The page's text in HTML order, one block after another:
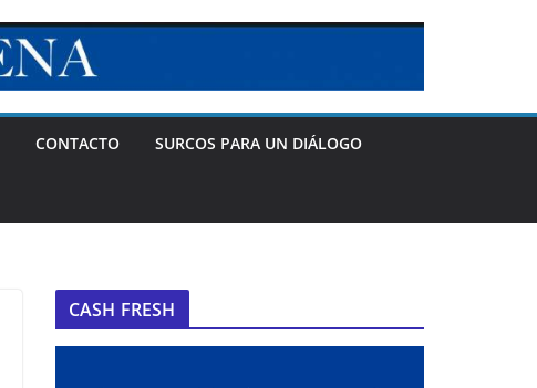
CONTACTO SURCOS PARA UN DIÁLOGO
CASH FRESH